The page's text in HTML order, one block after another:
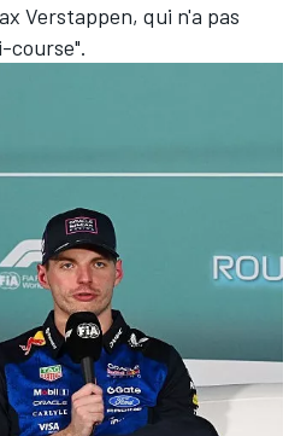
Verstappen, qui n'a pas
course".